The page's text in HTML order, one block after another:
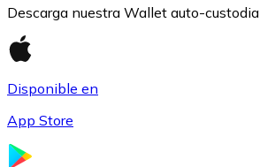
Descarga nuestra Wallet auto-custodia
Disponible en
App Store